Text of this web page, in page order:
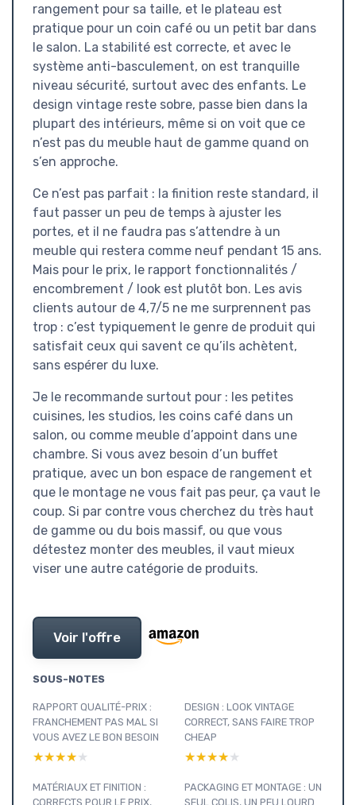
rangement pour sa taille, et le plateau est
pratique pour un coin café ou un petit bar dans
le salon. La stabilité est correcte, et avec le
système anti-basculement, on est tranquille
niveau sécurité, surtout avec des enfants. Le
design vintage reste sobre, passe bien dans la
plupart des intérieurs, même si on voit que ce
n’est pas du meuble haut de gamme quand on
s’en approche.
Ce n’est pas parfait : la finition reste standard, il
faut passer un peu de temps à ajuster les
portes, et il ne faudra pas s’attendre à un
meuble qui restera comme neuf pendant 15 ans.
Mais pour le prix, le rapport fonctionnalités /
encombrement / look est plutôt bon. Les avis
clients autour de 4,7/5 ne me surprennent pas
trop : c’est typiquement le genre de produit qui
satisfait ceux qui savent ce qu’ils achètent,
sans espérer du luxe.
Je le recommande surtout pour : les petites
cuisines, les studios, les coins café dans un
salon, ou comme meuble d’appoint dans une
chambre. Si vous avez besoin d’un buffet
pratique, avec un bon espace de rangement et
que le montage ne vous fait pas peur, ça vaut le
coup. Si par contre vous cherchez du très haut
de gamme ou du bois massif, ou que vous
détestez monter des meubles, il vaut mieux
viser une autre catégorie de produits.
Voir l'offre
SOUS-NOTES
RAPPORT QUALITÉ-PRIX :
FRANCHEMENT PAS MAL SI
VOUS AVEZ LE BON BESOIN
★★★★★
★★★★★
DESIGN : LOOK VINTAGE
CORRECT, SANS FAIRE TROP
CHEAP
★★★★★
★★★★★
MATÉRIAUX ET FINITION :
CORRECTS POUR LE PRIX,
PACKAGING ET MONTAGE : UN
SEUL COLIS, UN PEU LOURD